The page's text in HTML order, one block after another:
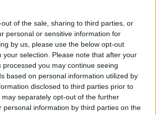
of the sale, sharing to third parties, or
personal or sensitive information for
by us, please use the below opt-out
your selection. Please note that after your
processed you may continue seeing
based on personal information utilized by
disclosed to third parties prior to
separately opt-out of the further
personal information by third parties on the
Csatornatag leszek
A Smash by Meló-Diák
utolsó fordulója
(X)
zárul a Smash by Meló-Diák nyári